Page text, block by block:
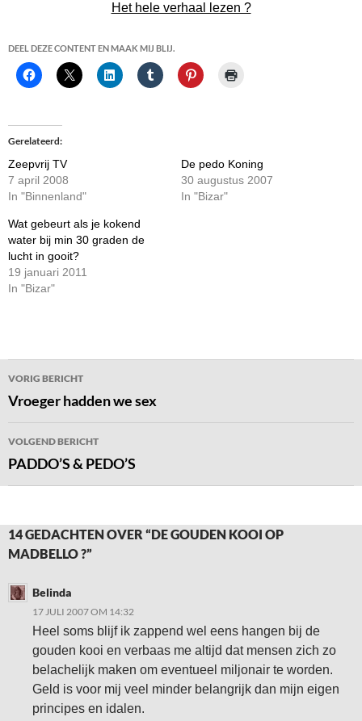
Het hele verhaal lezen ?
DEEL DEZE CONTENT EN MAAK MIJ BLIJ.
Gerelateerd
Zeepvrij TV
7 april 2008
In "Binnenland"
De pedo Koning
30 augustus 2007
In "Bizar"
Wat gebeurt als je kokend
water bij min 30 graden de
lucht in gooit?
19 januari 2011
In "Bizar"
Bericht
navigatie
VORIG BERICHT
Vroeger hadden we sex
VOLGEND BERICHT
PADDO’S & PEDO’S
14 GEDACHTEN OVER “DE GOUDEN KOOI OP
MADBELLO ?”
Belinda
17 JULI 2007 OM 14:32
Heel soms blijf ik zappend wel eens hangen bij de
gouden kooi en verbaas me altijd dat mensen zich zo
belachelijk maken om eventueel miljonair te worden.
Geld is voor mij veel minder belangrijk dan mijn eigen
principes en idalen.